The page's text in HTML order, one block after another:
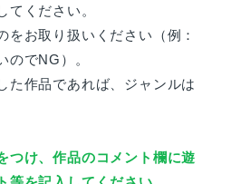
てください。
をお取り扱いください（例：
のでNG）。
た作品であれば、ジャンルは
つけ、作品のコメント欄に遊